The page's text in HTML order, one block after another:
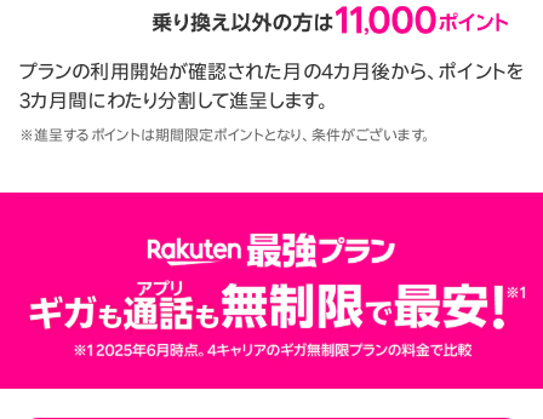
プランの利用開始が確認された月の4カ月後から、ポイントを
3カ月間にわたり分割して進呈します。
※進呈するポイントは期間限定ポイントとなり、条件がございます。